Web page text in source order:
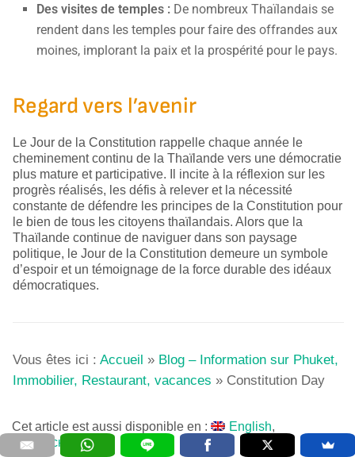
Des visites de temples :De nombreux Thaïlandais se
rendent dans les temples pour faire des offrandes aux
moines, implorant la paix et la prospérité pour le pays.
Regard vers l’avenir
Le Jour de la Constitution rappelle chaque année le
cheminement continu de la Thaïlande vers une démocratie
plus mature et participative. Il incite à la réflexion sur les
progrès réalisés, les défis à relever et la nécessité
constante de défendre les principes de la Constitution pour
le bien de tous les citoyens thaïlandais. Alors que la
Thaïlande continue de naviguer dans son paysage
politique, le Jour de la Constitution demeure un symbole
d’espoir et un témoignage de la force durable des idéaux
démocratiques.
Vous êtes ici : Accueil » Blog – Information sur Phuket,
Immobilier, Restaurant, vacances » Constitution Day
Cet article est aussi disponible en :
English
Русский